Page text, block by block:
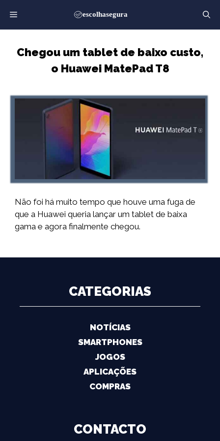
para
o
Chegou um tablet de baixo custo,
o Huawei MatePad T8
Não foi há muito tempo que houve uma fuga de
que a Huawei queria lançar um tablet de baixa
gama e agora finalmente chegou.
CATEGORIAS
NOTÍCIAS
SMARTPHONES
JOGOS
APLICAÇÕES
COMPRAS
CONTACTO